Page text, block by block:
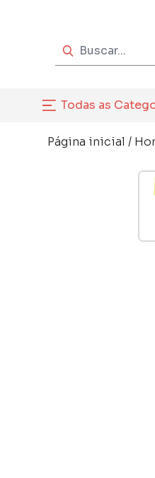
Todas as
Página inicial /